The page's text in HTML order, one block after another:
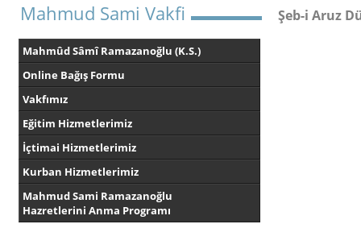
Mahmud Sami Vakfi
Mahmûd Sâmî Ramazanoğlu (K.S.)
Online Bağış Formu
Vakfımız
Eğitim Hizmetlerimiz
İçtimai Hizmetlerimiz
Kurban Hizmetlerimiz
Mahmud Sami Ramazanoğlu
Hazretlerini Anma Programı
Şeb-i Aruz